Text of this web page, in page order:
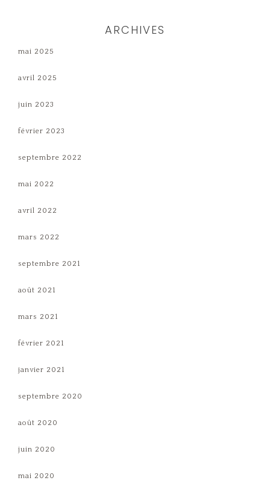
ARCHIVES
mai 2025
avril 2025
juin 2023
février 2023
septembre 2022
mai 2022
avril 2022
mars 2022
septembre 2021
août 2021
mars 2021
février 2021
janvier 2021
septembre 2020
août 2020
juin 2020
mai 2020